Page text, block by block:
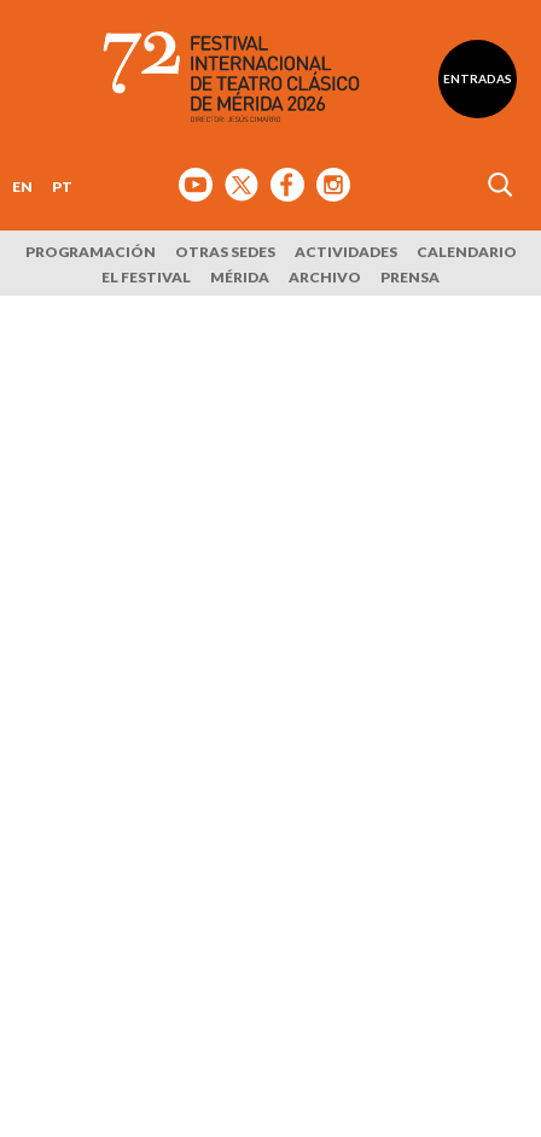
ENTRADAS
EN PT
PROGRAMACIÓN OTRAS SEDES ACTIVIDADES
CALENDARIO
EL FESTIVAL
MÉRIDA ARCHIVO PRENSA